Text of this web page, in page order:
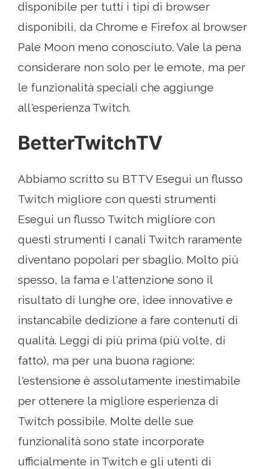
disponibile per tutti i tipi di browser
disponibili, da Chrome e Firefox al browser
Pale Moon meno conosciuto. Vale la pena
considerare non solo per le emote, ma per
le funzionalità speciali che aggiunge
all'esperienza Twitch.
BetterTwitchTV
Abbiamo scritto su BTTV Esegui un flusso
Twitch migliore con questi strumenti
Esegui un flusso Twitch migliore con
questi strumenti I canali Twitch raramente
diventano popolari per sbaglio. Molto più
spesso, la fama e l'attenzione sono il
risultato di lunghe ore, idee innovative e
instancabile dedizione a fare contenuti di
qualità. Leggi di più prima (più volte, di
fatto), ma per una buona ragione:
l'estensione è assolutamente inestimabile
per ottenere la migliore esperienza di
Twitch possibile. Molte delle sue
funzionalità sono state incorporate
ufficialmente in Twitch e gli utenti di